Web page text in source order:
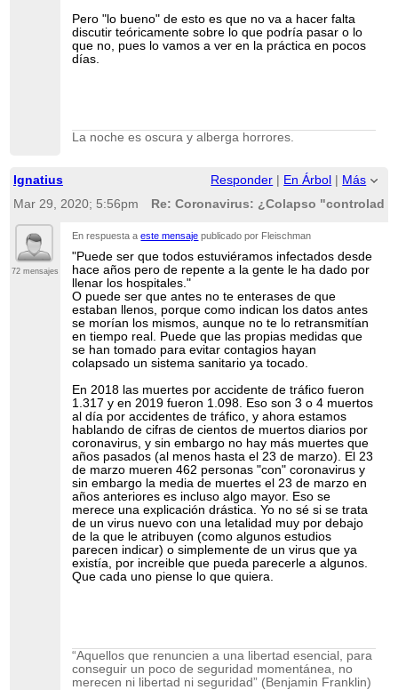
Pero "lo bueno" de esto es que no va a hacer falta
discutir teóricamente sobre lo que podría pasar o lo
que no, pues lo vamos a ver en la práctica en pocos
días.
La noche es oscura y alberga horrores.
Ignatius Responder En Árbol
Más
Mar 29, 2020; 5:56pm
Re: Coronavirus: ¿Colapso
72 mensajes
En respuesta aeste mensaje publicado por Fleischman
"Puede ser que todos estuviéramos infectados desde
hace años pero de repente a la gente le ha dado por
llenar los hospitales."
O puede ser que antes no te enterases de que
estaban llenos, porque como indican los datos antes
se morían los mismos, aunque no te lo retransmitían
en tiempo real. Puede que las propias medidas que
se han tomado para evitar contagios hayan
colapsado un sistema sanitario ya tocado.
En 2018 las muertes por accidente de tráfico fueron
1.317 y en 2019 fueron 1.098. Eso son 3 o 4 muertos
al día por accidentes de tráfico, y ahora estamos
hablando de cifras de cientos de muertos diarios por
coronavirus, y sin embargo no hay más muertes que
años pasados (al menos hasta el 23 de marzo). El 23
de marzo mueren 462 personas "con" coronavirus y
sin embargo la media de muertes el 23 de marzo en
años anteriores es incluso algo mayor. Eso se
merece una explicación drástica. Yo no sé si se trata
de un virus nuevo con una letalidad muy por debajo
de la que le atribuyen (como algunos estudios
parecen indicar) o simplemente de un virus que ya
existía, por increible que pueda parecerle a algunos.
Que cada uno piense lo que quiera.
“Aquellos que renuncien a una libertad esencial, para
conseguir un poco de seguridad momentánea, no
merecen ni libertad ni seguridad” (Benjamin Franklin)